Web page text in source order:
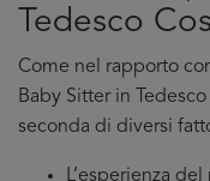
Tedesco
Come nel rapporto
Baby Sitter in
seconda di diversi
L’esperienza